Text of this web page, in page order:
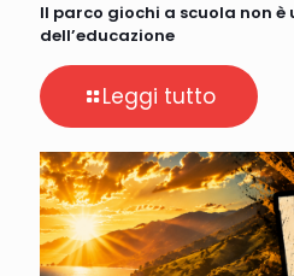
Il parco giochi a scuola non
dell’educazione
Leggi tutto